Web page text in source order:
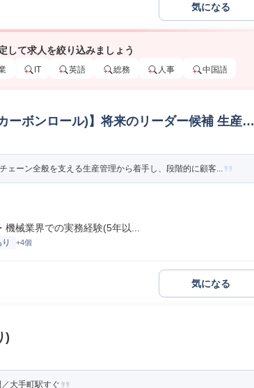
気になる
して求人を絞り込みましょう
IT 英語 総務 人事 中国語
ーボンロール)】将来のリーダー候補 生産管
ェーン全般を支える生産管理から着手し、段階的に顧客...
械業界での実務経験(5年以...
+4個
気になる
)
大手町駅すぐ